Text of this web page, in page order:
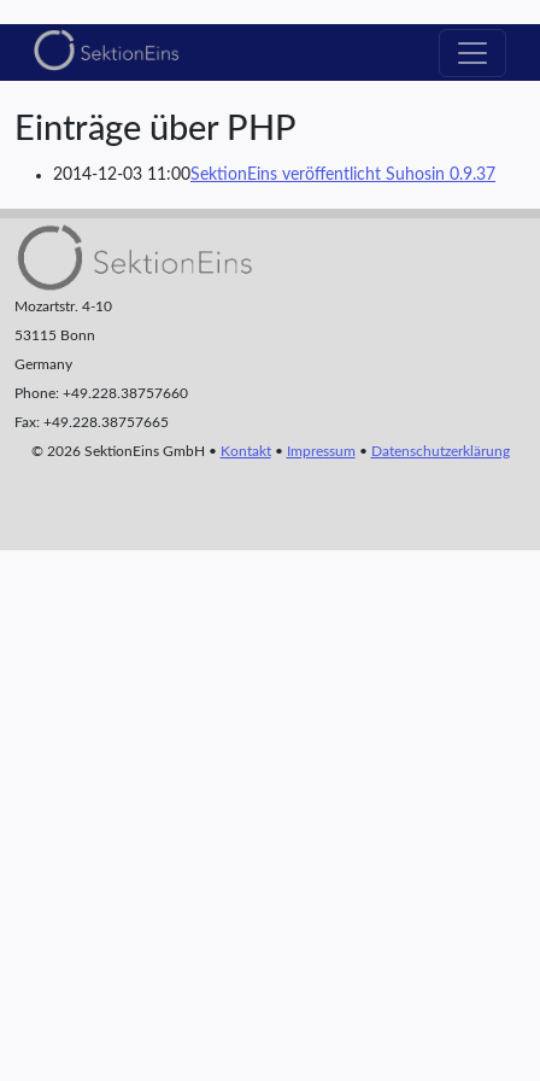
Einträge über PHP
2014-12-03 11:00SektionEins veröffentlicht Suhosin 0.9.37
Mozartstr. 4-10
53115 Bonn
Germany
Phone: +49.228.38757660
Fax: +49.228.38757665
© 2026 SektionEins GmbH • Kontakt• Impressum • Datenschutzerklärung